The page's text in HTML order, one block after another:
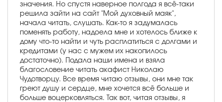
значения. Но спустя наверное полгода я всё-таки
решила зайти на сайт "Мой духовный маяк",
начала читать, слушать. Как-то я задумалась
поменять работу, надоела мне и хотелось ближе к
дому что-то найти и чуть расплатиться с долгами и
кредитами (у нас с мужем их накопилось
достаточно). Подала наши имена и взяла
благословение читать акафист Николаю
Чудотворцу. Все время читаю отзывы, они мне так
греют душу и сердце, мне хочется всё больше и
больше воцерковляться. Так вот, читая отзывы, я